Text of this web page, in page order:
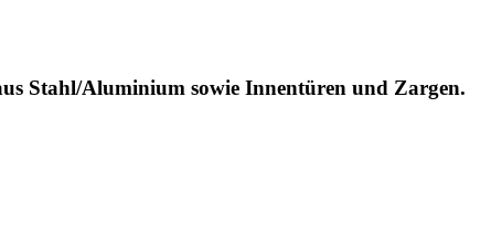
Stahl/Aluminium sowie Innentüren und Zargen.